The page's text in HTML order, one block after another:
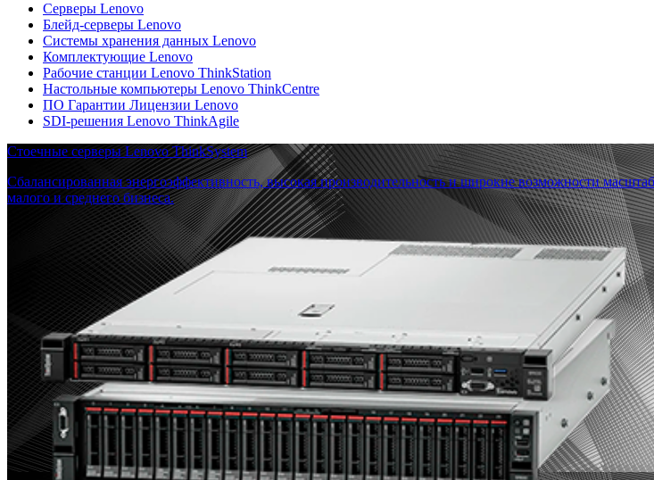
Серверы Lenovo
Блейд-серверы Lenovo
Системы хранения данных Lenovo
Комплектующие Lenovo
Рабочие станции Lenovo ThinkStation
Настольные компьютеры Lenovo ThinkCentre
ПО Гарантии Лицензии Lenovo
SDI-решения Lenovo ThinkAgile
Стоечные серверы Lenovo ThinkSystem
Сбалансированная энергоэффективность, высокая производительность и широкие возможности
малого и среднего бизнеса.